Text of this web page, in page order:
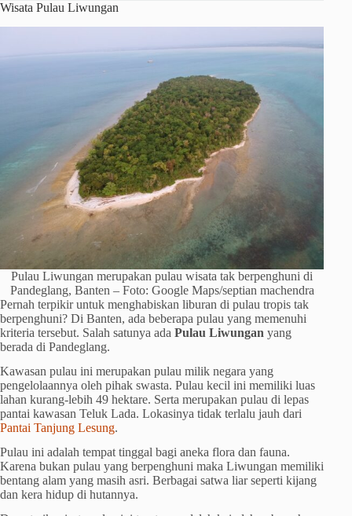
Wisata Pulau Liwungan
Pulau Liwungan merupakan pulau wisata tak berpenghuni di
Pandeglang, Banten – Foto: Google Maps/septian machendra
Pernah terpikir untuk menghabiskan liburan di pulau tropis tak
berpenghuni? Di Banten, ada beberapa pulau yang memenuhi
kriteria tersebut. Salah satunya ada Pulau Liwungan yang
berada di Pandeglang.
Kawasan pulau ini merupakan pulau milik negara yang
pengelolaannya oleh pihak swasta. Pulau kecil ini memiliki luas
lahan kurang-lebih 49 hektare. Serta merupakan pulau di lepas
pantai kawasan Teluk Lada. Lokasinya tidak terlalu jauh dari
Pantai Tanjung Lesung.
Pulau ini adalah tempat tinggal bagi aneka flora dan fauna.
Karena bukan pulau yang berpenghuni maka Liwungan memiliki
bentang alam yang masih asri. Berbagai satwa liar seperti kijang
dan kera hidup di hutannya.